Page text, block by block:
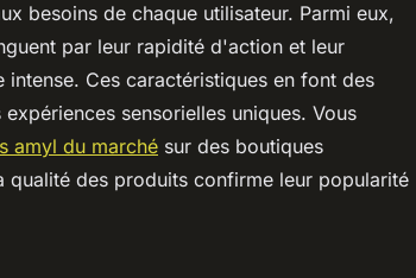
besoins de chaque utilisateur. Parmi eux,
par leur rapidité d'action et leur
Ces caractéristiques en font des
sensorielles uniques. Vous
amyl du marché sur des boutiques
qualité des produits confirme leur popularité